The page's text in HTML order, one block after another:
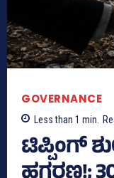
GOVERNANCE
Less than 1 min.
ಟಿಪ್ಪಿಂಗ್‌